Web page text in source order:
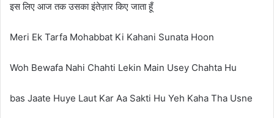
इस लिए आज तक उसका इंतेज़ार किए जाता हूँ
Meri Ek Tarfa Mohabbat Ki Kahani Sunata Hoon
Woh Bewafa Nahi Chahti Lekin Main Usey Chahta Hu
bas Jaate Huye Laut Kar Aa Sakti Hu Yeh Kaha Tha Usne